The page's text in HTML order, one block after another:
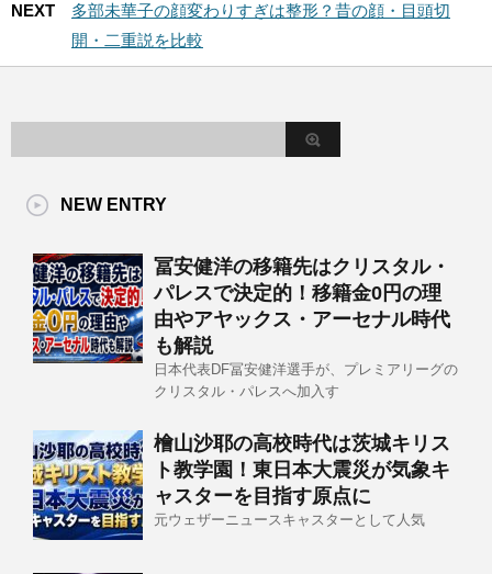
NEXT
多部未華子の顔変わりすぎは整形？昔の顔・目頭切
開・二重説を比較
NEW ENTRY
冨安健洋の移籍先はクリスタル・
パレスで決定的！移籍金0円の理
由やアヤックス・アーセナル時代
も解説
日本代表DF冨安健洋選手が、プレミアリーグの
クリスタル・パレスへ加入す
檜山沙耶の高校時代は茨城キリス
ト教学園！東日本大震災が気象キ
ャスターを目指す原点に
元ウェザーニュースキャスターとして人気